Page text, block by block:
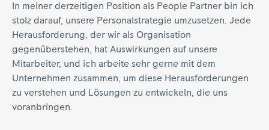
In meiner derzeitigen Position als People Partner bin ich
stolz darauf, unsere Personalstrategie umzusetzen. Jede
Herausforderung, der wir als Organisation
gegenüberstehen, hat Auswirkungen auf unsere
Mitarbeiter, und ich arbeite sehr gerne mit dem
Unternehmen zusammen, um diese Herausforderungen
zu verstehen und Lösungen zu entwickeln, die uns
voranbringen.